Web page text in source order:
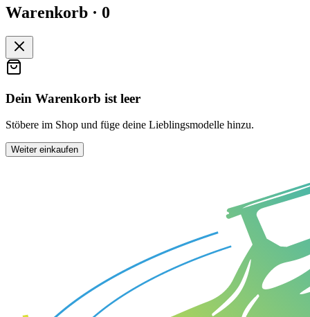
Warenkorb · 0
Dein Warenkorb ist leer
Stöbere im Shop und füge deine Lieblingsmodelle hinzu.
Weiter einkaufen